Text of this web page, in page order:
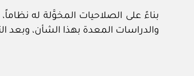
والدراسات المعدة بهذا الشأن،